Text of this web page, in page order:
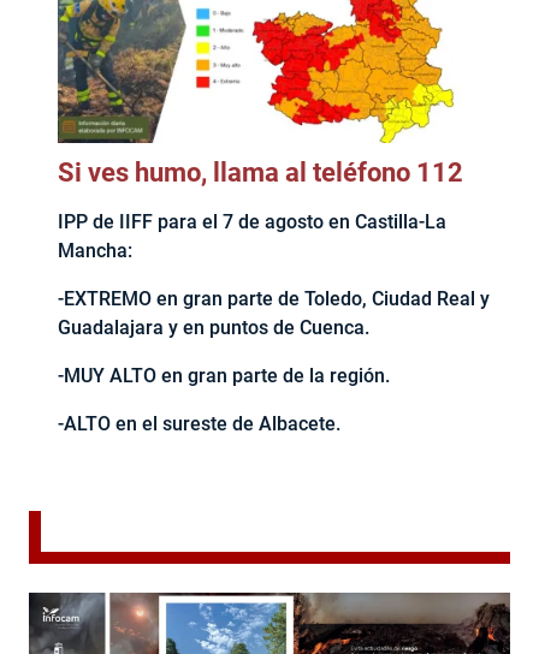
Si ves humo, llama al teléfono 112
IPP de IIFF para el 7 de agosto en Castilla-La
Mancha:
-EXTREMO en gran parte de Toledo, Ciudad Real y
Guadalajara y en puntos de Cuenca.
-MUY ALTO en gran parte de la región.
-ALTO en el sureste de Albacete.